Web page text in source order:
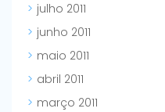
julho 2011
junho 2011
maio 2011
abril 2011
março 2011